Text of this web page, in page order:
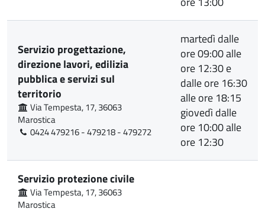
Servizio progettazione,
direzione lavori, edilizia
pubblica e servizi sul
territorio
Via Tempesta, 17, 36063
Marostica
0424 479216 - 479218 - 479272
martedì dalle
ore 09:00 alle
ore 12:30 e
dalle ore 16:30
alle ore 18:15
giovedì dalle
ore 10:00 alle
ore 12:30
Servizio protezione civile
Via Tempesta, 17, 36063
Marostica